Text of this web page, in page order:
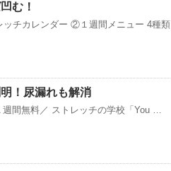
む！
チカレンダー ②１週間メニュー 4種類
！尿漏れも解消
間無料／ ストレッチの学校「You …